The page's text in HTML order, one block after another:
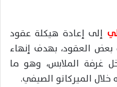
إلى إعادة هيكلة عقود
العقود، بهدف إنهاء
غرفة الملابس، وهو ما
الميركاتو الصيفي.